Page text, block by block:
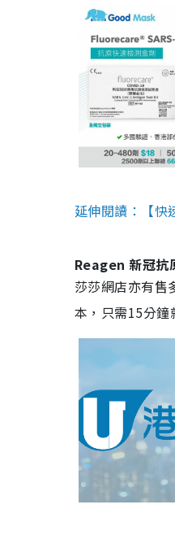
延伸閱讀：【快
Reagen 新冠抗
莎莎網店亦有
本，只需15分鐘